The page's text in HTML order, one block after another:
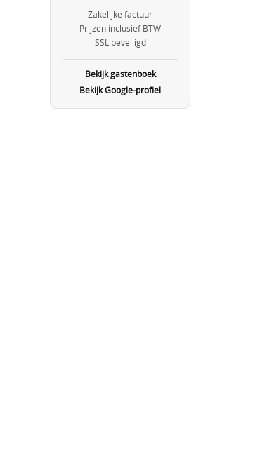
Zakelijke factuur
Prijzen inclusief BTW
SSL beveiligd
Bekijk gastenboek
Bekijk Google-profiel